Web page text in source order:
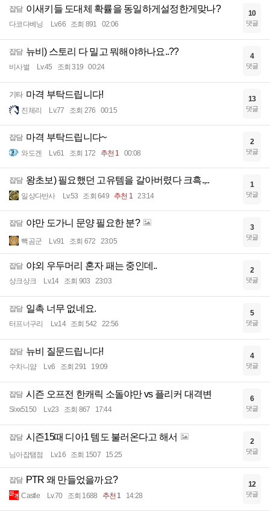
잡담 이새키들 도대체 확률을 동일하게설정한게맞나?
다코다베닝 Lv.66 조회 891 02:06
10
댓글
잡담 뉴비) 스토리 다 밀고 뭐해야하나요..??
비사벌 Lv.45 조회 319 00:24
4
댓글
기타 마격 부탁드립니다!
진체리 Lv.77 조회 276 00:15
13
댓글
잡담 마격 부탁드립니다~
와도겐 Lv.61 조회 172 추천 1 00:08
2
댓글
잡담 왕초보) 필요했던 고유템을 갈아버렸다 크흑.,..
일상다반사 Lv.53 조회 649 추천 1 23:14
1
댓글
잡담 야만 도가니 문양 필요한 분?
빽곰군 Lv.91 조회 672 23:05
3
댓글
잡담 야외 우두머리 혼자 패는 중인데..
상크상크 Lv.14 조회 903 23:03
2
댓글
잡담 일촉 너무 없네요.
터프너구리 Lv.14 조회 542 22:56
5
댓글
잡담 뉴비 질문드립니다!
수차니얌 Lv.6 조회 291 19:09
4
댓글
잡담 시즌 오프전 한캐릭 소돌야만 vs 플리커 대격변
Sixx5150 Lv.23 조회 867 17:44
6
댓글
잡담 시즌15때 디아1 템도 불러온다고 해서
님아잡탬점 Lv.16 조회 1507 15:25
2
댓글
잡담 PTR 왜 만들었을까요?
Castle Lv.70 조회 1688 추천 1 14:28
12
댓글